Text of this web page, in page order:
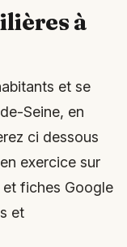
à
et se
Seine, en
ci dessous
exercice sur
et fiches Google
et